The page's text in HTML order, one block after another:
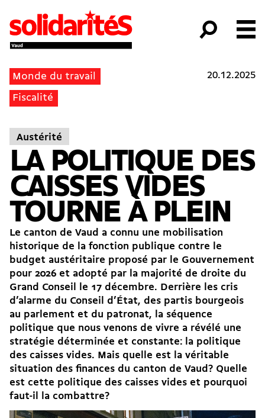
Monde du travail
Fiscalité
20.12.2025
Austérité
LA POLITIQUE DES
CAISSES VIDES
TOURNE À PLEIN
Le canton de Vaud a connu une mobilisation
historique de la fonction publique contre le
budget austéritaire proposé par le Gouvernement
pour 2026 et adopté par la majorité de droite du
Grand Conseil le 17 décembre. Derrière les cris
d’alarme du Conseil d’État, des partis bourgeois
au parlement et du patronat, la séquence
politique que nous venons de vivre a révélé une
stratégie déterminée et constante: la politique
des caisses vides. Mais quelle est la véritable
situation des finances du canton de Vaud? Quelle
est cette politique des caisses vides et pourquoi
faut-il la combattre?